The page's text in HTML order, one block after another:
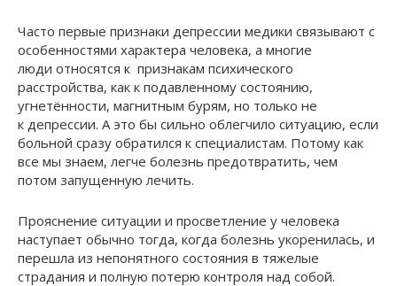
Часто первые признаки депрессии медики связывают с
особенностями характера человека, а многие
люди относятся к признакам психического
расстройства, как к подавленному состоянию,
угнетённости, магнитным бурям, но только не
к депрессии. А это бы сильно облегчило ситуацию, если
больной сразу обратился к специалистам. Потому как
все мы знаем, легче болезнь предотвратить, чем
потом запущенную лечить.
Прояснение ситуации и просветление у человека
наступает обычно тогда, когда болезнь укоренилась, и
перешла из непонятного состояния в тяжелые
страдания и полную потерю контроля над собой.